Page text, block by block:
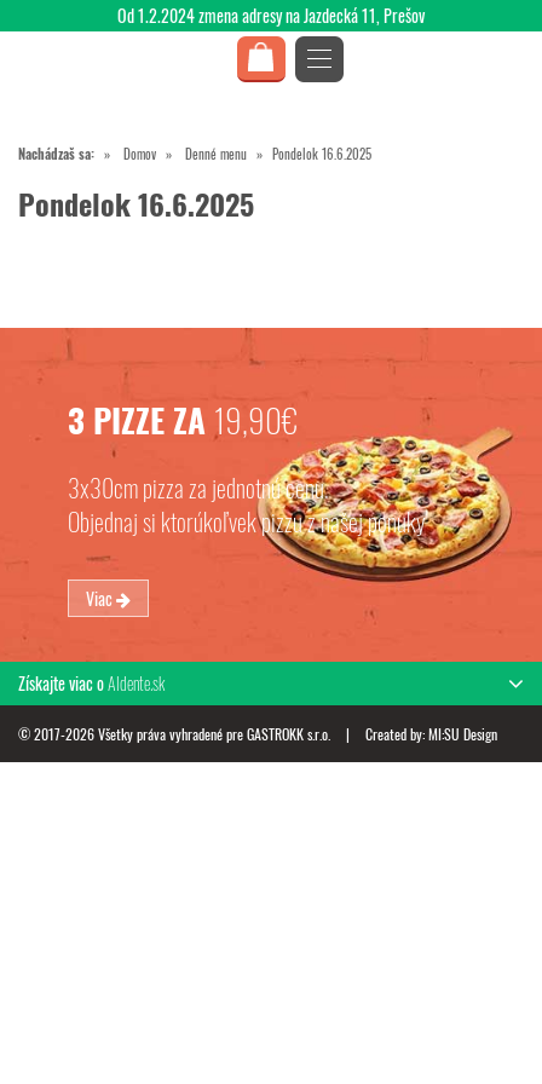
Nachádzaš sa: Domov Denné menu Pondelok 16.6.2025
Pondelok 16.6.2025
3 PIZZE ZA 19,90€
3x30cm pizza za jednotnú cenu.
Objednaj si ktorúkoľvek pizzu z našej ponuky
Viac
Získajte viac oAldente.sk
© 2017-2026 Všetky práva vyhradené pre GASTROKK s.r.o. | Created by:MI:SU Design
Od 1.2.2024 zmena adresy na Jazdecká 11, Prešov